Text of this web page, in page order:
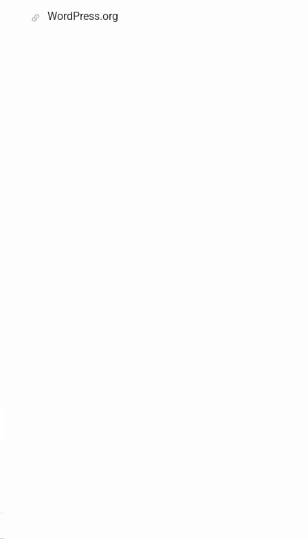
WordPress.org